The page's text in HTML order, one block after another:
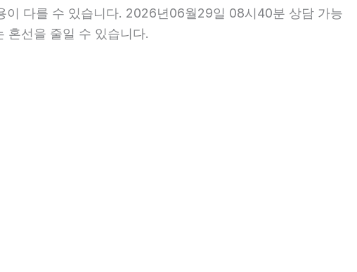
이 다를 수 있습니다. 2026년06월29일 08시40분 상담 가능
혼선을 줄일 수 있습니다.